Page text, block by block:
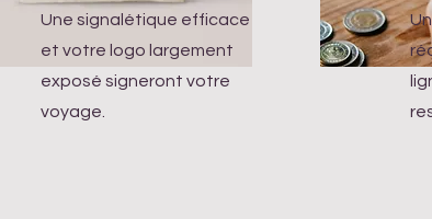
Une signalétique efficace
et votre logo largement
exposé signeront votre
voyage.